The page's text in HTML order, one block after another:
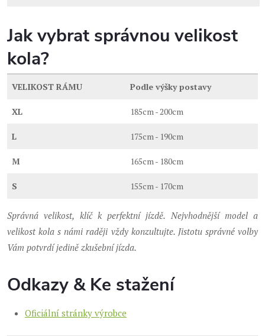
Jak vybrat správnou velikost
kola?
VELIKOST RÁMU Podle výšky postavy
XL 185cm - 200cm
L 175cm - 190cm
M 165cm - 180cm
S 155cm - 170cm
Správná velikost, klíč k perfektní jízdě. Nejvhodnější model a
velikost kola s námi raději vždy konzultujte. Jistotu správné volby
Vám potvrdí jedině zkušební jízda.
Odkazy & Ke stažení
Oficiální stránky výrobce